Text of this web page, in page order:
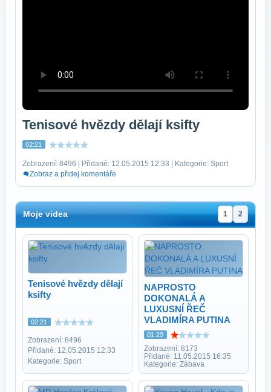
Tenisové hvězdy dělají ksifty
02:21
Zobrazení: 8496 | Přidané: 12.05.2015 12:33 | Kategorie: Sport
Zobraz a přidej komentáře
Moje videa 1 2
Tenisové hvězdy dělají
ksifty
02:21
Zobrazení: 8496
Přidané: 12.05.2015 12:33
Kategorie: Sport
NAPROSTO
DOKONALÁ A
LUXUSNÍ ŘEČ
VLADIMÍRA PUTINA
01:29
Zobrazení: 8173
Přidané: 11.05.2015 16:35
Kategorie: Zábava